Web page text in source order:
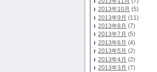
2013年10月 (5)
2013年9月 (11)
2013年8月 (7)
2013年7月 (5)
2013年6月 (4)
2013年5月 (2)
2013年4月 (2)
2013年3月 (7)